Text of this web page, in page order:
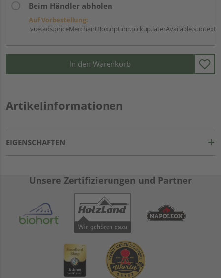
Beim Händler abholen
Auf Vorbestellung:
vue.ads.priceMerchantBox.option.pickup.laterAvailable.subtext
In den Warenkorb
Artikelinformationen
EIGENSCHAFTEN
Unsere Zertifizierungen und Partner